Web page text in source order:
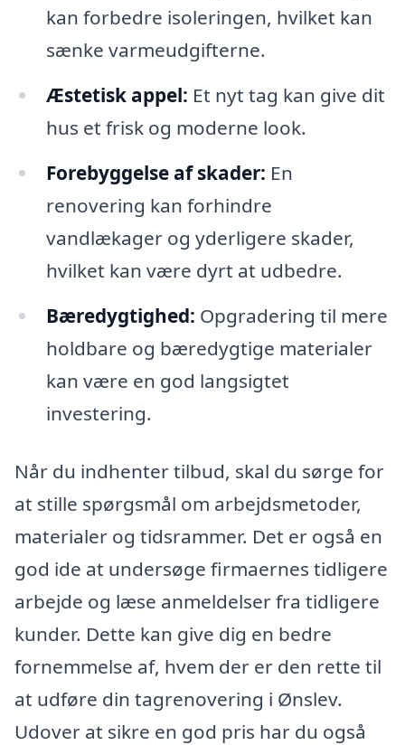
kan forbedre isoleringen, hvilket kan
sænke varmeudgifterne.
Æstetisk appel: Et nyt tag kan give dit
hus et frisk og moderne look.
Forebyggelse af skader: En
renovering kan forhindre
vandlækager og yderligere skader,
hvilket kan være dyrt at udbedre.
Bæredygtighed: Opgradering til mere
holdbare og bæredygtige materialer
kan være en god langsigtet
investering.
Når du indhenter tilbud, skal du sørge for
at stille spørgsmål om arbejdsmetoder,
materialer og tidsrammer. Det er også en
god ide at undersøge firmaernes tidligere
arbejde og læse anmeldelser fra tidligere
kunder. Dette kan give dig en bedre
fornemmelse af, hvem der er den rette til
at udføre din tagrenovering i Ønslev.
Udover at sikre en god pris har du også